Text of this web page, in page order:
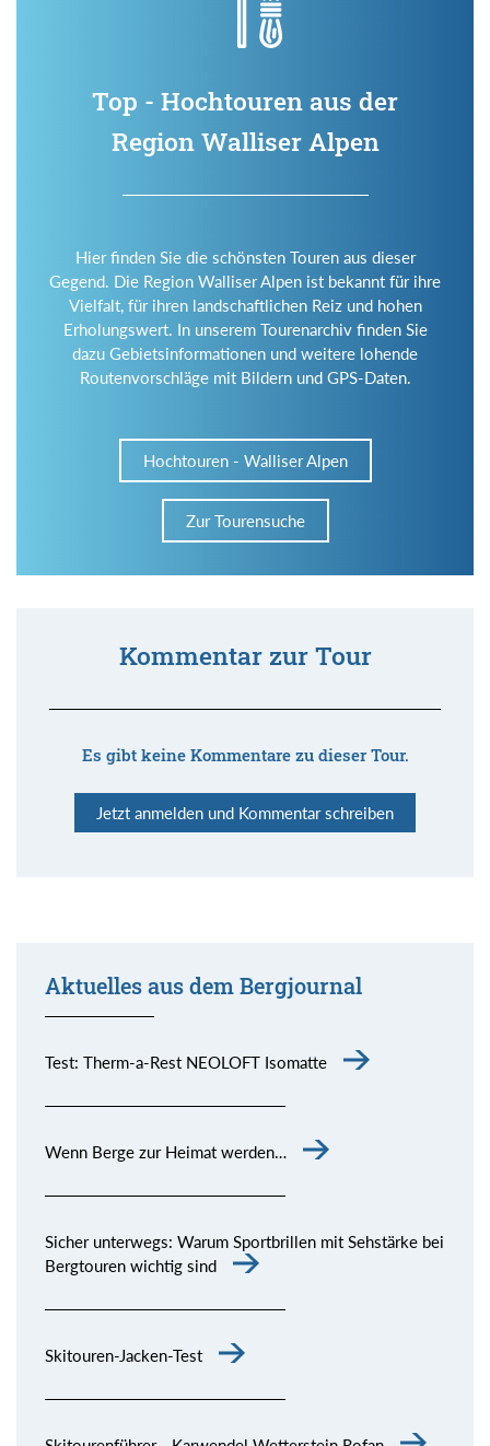
Top - Hochtouren aus der
Region Walliser Alpen
Hier finden Sie die schönsten Touren aus dieser
Gegend. Die Region Walliser Alpen ist bekannt für ihre
Vielfalt, für ihren landschaftlichen Reiz und hohen
Erholungswert. In unserem Tourenarchiv finden Sie
dazu Gebietsinformationen und weitere lohende
Routenvorschläge mit Bildern und GPS-Daten.
Hochtouren - Walliser Alpen
Zur Tourensuche
Kommentar zur Tour
Es gibt keine Kommentare zu dieser Tour.
Jetzt anmelden und Kommentar schreiben
Aktuelles aus dem Bergjournal
Test: Therm-a-Rest NEOLOFT Isomatte
Wenn Berge zur Heimat werden…
Sicher unterwegs: Warum Sportbrillen mit Sehstärke bei
Bergtouren wichtig sind
Skitouren-Jacken-Test